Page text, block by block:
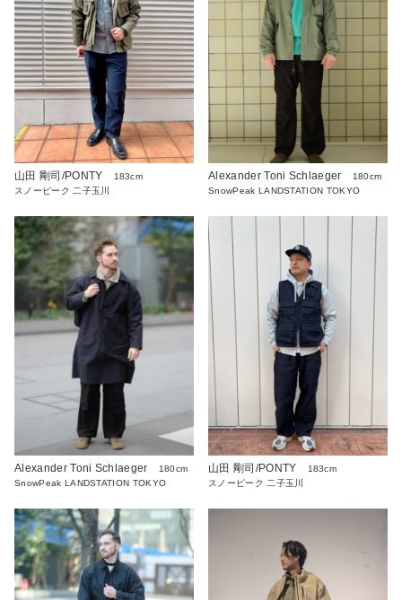
山田 剛司/PONTY
183cm
スノーピーク 二子玉川
Alexander Toni Schlaeger
180cm
SnowPeak LANDSTATION TOKYO
Alexander Toni Schlaeger
180cm
SnowPeak LANDSTATION TOKYO
山田 剛司/PONTY
183cm
スノーピーク 二子玉川